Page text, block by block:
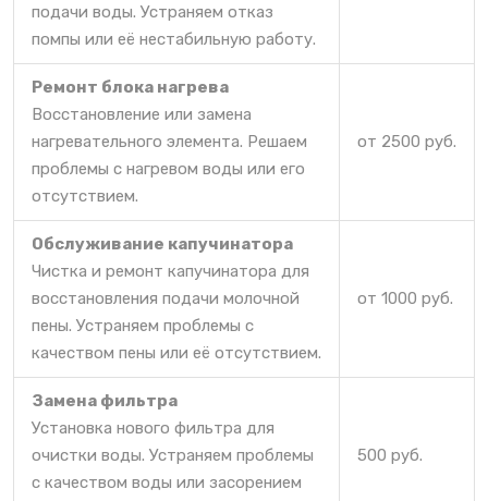
подачи воды. Устраняем отказ
помпы или её нестабильную работу.
Ремонт блока нагрева
Восстановление или замена
нагревательного элемента. Решаем
проблемы с нагревом воды или его
отсутствием.
от 2500 руб.
Обслуживание капучинатора
Чистка и ремонт капучинатора для
восстановления подачи молочной
пены. Устраняем проблемы с
качеством пены или её отсутствием.
от 1000 руб.
Замена фильтра
Установка нового фильтра для
очистки воды. Устраняем проблемы
с качеством воды или засорением
500 руб.